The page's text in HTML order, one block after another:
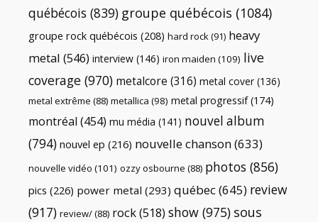
québécois (839) groupe québécois (1084)
groupe rock québécois (208) hard rock(91) heavy
metal (546) interview (146) iron maiden (109) live
coverage (970) metalcore (316) metal cover (136)
metal extrême (88) metallica (98) metal progressif(174)
montréal (454) mu média (141) nouvel album
(794) nouvel ep (216) nouvelle chanson(633)
nouvelle vidéo (101) ozzy osbourne (88) photos (856)
pics (226) power metal (293) québec(645) review
(917) review/(88) rock(518) show (975) sous